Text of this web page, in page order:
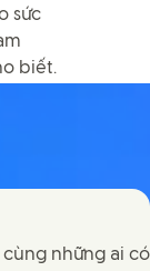
sức
biết.
Linked In
on E-mail
những ai có